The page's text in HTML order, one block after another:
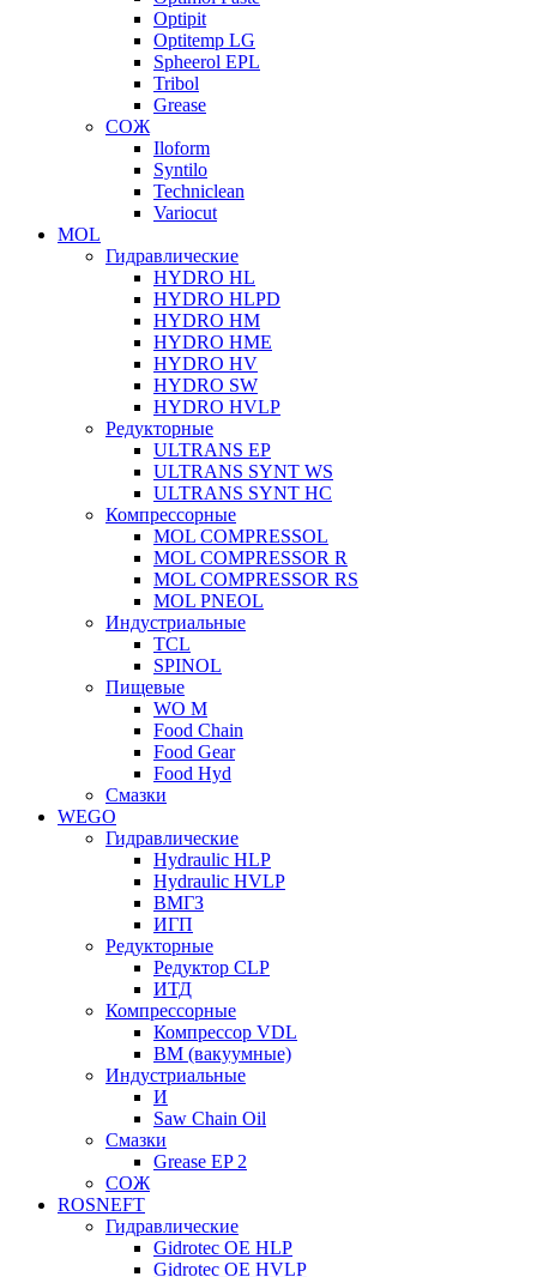
Optipit
Optitemp LG
Spheerol EPL
Tribol
Grease
СОЖ
Iloform
Syntilo
Techniclean
Variocut
MOL
Гидравлические
HYDRO HL
HYDRO HLPD
HYDRO HM
HYDRO HME
HYDRO HV
HYDRO SW
HYDRO HVLP
Редукторные
ULTRANS EP
ULTRANS SYNT WS
ULTRANS SYNT HC
Компрессорные
MOL COMPRESSOL
MOL COMPRESSOR R
MOL COMPRESSOR RS
MOL PNEOL
Индустриальные
TCL
SPINOL
Пищевые
WO M
Food Chain
Food Gear
Food Hyd
Смазки
WEGO
Гидравлические
Hydraulic HLP
Hydraulic HVLP
ВМГЗ
ИГП
Редукторные
Редуктор CLP
ИТД
Компрессорные
Компрессор VDL
ВМ (вакуумные)
Индустриальные
И
Saw Chain Oil
Смазки
Grease EP 2
СОЖ
ROSNEFT
Гидравлические
Gidrotec OE HLP
Gidrotec OE HVLP